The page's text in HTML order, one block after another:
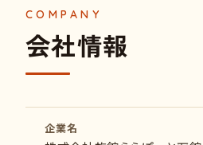
会社情報
企業名